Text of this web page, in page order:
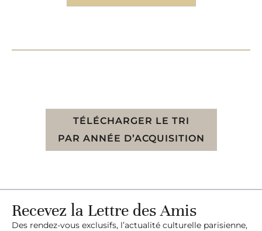
TÉLÉCHARGER LE TRI
PAR ANNÉE D’ACQUISITION
Recevez la Lettre des Amis
Des rendez-vous exclusifs, l’actualité culturelle parisienne,